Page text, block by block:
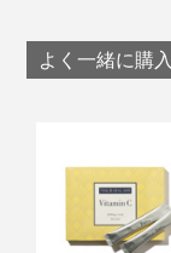
同じ場所の「マ
るわけではな
とか。ハイグ
とは困難を極
ている（※）、食
第10回 マヌカハ
第11回 マヌカハ
第41回 マヌカハ
ハニー（保証書
｜トゥルーハニー
よく一緒に購